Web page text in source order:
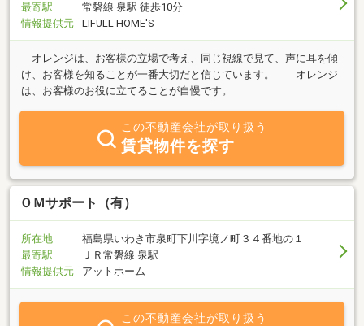
最寄駅
常磐線 泉駅 徒歩10分
情報提供元
LIFULL HOME'S
オレンジは、お客様の立場で考え、同じ視線で見て、声に耳を傾
け、お客様を知ることが一番大切だと信じています。 オレンジ
は、お客様のお役に立てることが自慢です。
この不動産会社が取り扱う
賃貸物件を探す
ＯＭサポート（有）
所在地
福島県いわき市泉町下川字境ノ町３４番地の１
最寄駅
ＪＲ常磐線 泉駅
情報提供元
アットホーム
この不動産会社が取り扱う